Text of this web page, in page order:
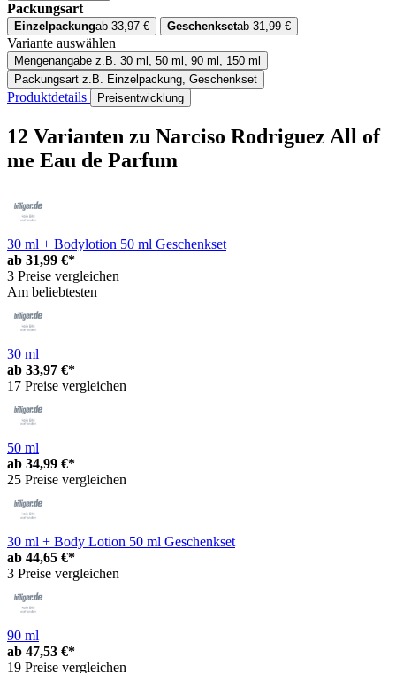
Packungsart
Einzelpackungab 33,97 € Geschenksetab 31,99 €
Variante auswählen
Mengenangabe z.B. 30 ml, 50 ml, 90 ml, 150 ml
Packungsart z.B. Einzelpackung, Geschenkset
Produktdetails Preisentwicklung
12 Varianten zu Narciso Rodriguez All of
me Eau de Parfum
30 ml + Bodylotion 50 ml Geschenkset
ab 31,99 €*
3 Preise vergleichen
Am beliebtesten
30 ml
ab 33,97 €*
17 Preise vergleichen
50 ml
ab 34,99 €*
25 Preise vergleichen
30 ml + Body Lotion 50 ml Geschenkset
ab 44,65 €*
3 Preise vergleichen
90 ml
ab 47,53 €*
19 Preise vergleichen